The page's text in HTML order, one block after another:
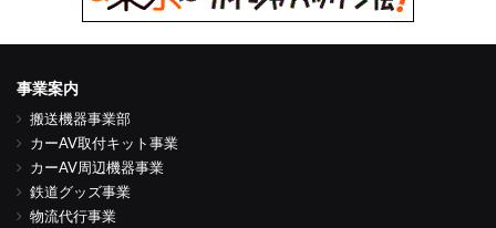
事業案内
搬送機器事業部
カーAV取付キット事業
カーAV周辺機器事業
鉄道グッズ事業
物流代行事業